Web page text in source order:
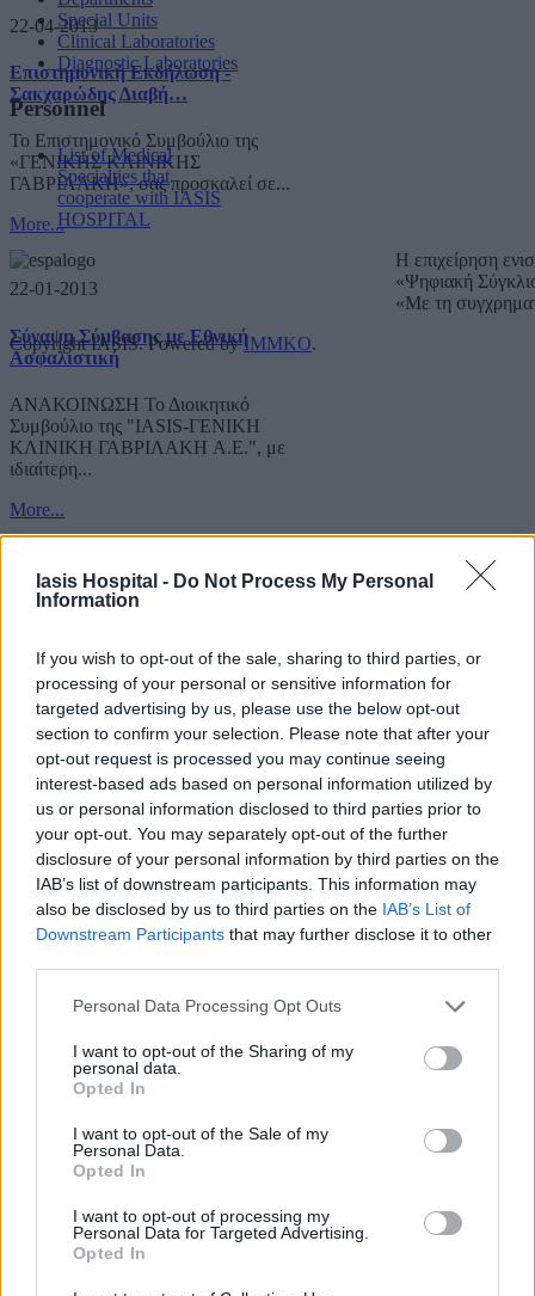
Iasis Hospital - Do Not Process My Personal
Information
If you wish to opt-out of the sale, sharing to third parties, or
processing of your personal or sensitive information for
targeted advertising by us, please use the below opt-out
section to confirm your selection. Please note that after your
opt-out request is processed you may continue seeing
interest-based ads based on personal information utilized by
us or personal information disclosed to third parties prior to
your opt-out. You may separately opt-out of the further
disclosure of your personal information by third parties on the
IAB’s list of downstream participants. This information may
also be disclosed by us to third parties on the IAB’s List of
Downstream Participants that may further disclose it to other
Personal Data Processing Opt Outs
I want to opt-out of the Sharing of my
personal data.
Opted In
I want to opt-out of the Sale of my
Personal Data.
Opted In
I want to opt-out of processing my
Personal Data for Targeted Advertising.
Opted In
22-04-2013
Επιστημονική Εκδήλωση -
Σακχαρώδης Διαβή…
Το Επιστημονικό Συμβούλιο της
«ΓΕΝΙΚΗΣ ΚΛΙΝΙΚΗΣ
ΓΑΒΡΙΛΑΚΗ», σας προσκαλεί σε...
More...
22-01-2013
Σύναψη Σύμβασης με Εθνική
Ασφαλιστική
ΑΝΑΚΟΙΝΩΣΗ Το Διοικητικό
Συμβούλιο της "IASIS-ΓΕΝΙΚΗ
ΚΛΙΝΙΚΗ ΓΑΒΡΙΛΑΚΗ A.E.", με
ιδιαίτερη...
More...
Special Units
Clinical Laboratories
Diagnostic Laboratories
Personnel
List of Medical
Specialties that
cooperate with IASIS
HOSPITAL
Η επιχείρηση
«Ψηφιακή
«Με τη
Copyright IASIS. Powered byIMMKO.